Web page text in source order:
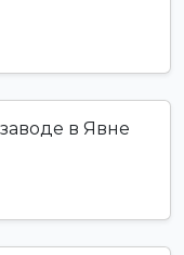
в Явне